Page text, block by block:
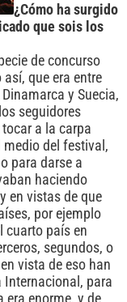
¿Cómo ha surgido
que sois los
de concurso
que era entre
y Suecia,
seguidores
a la carpa
medio del festival,
para darse a
haciendo
en vistas de que
por ejemplo
cuarto país en
segundos, o
vista de eso han
Internacional, para
enorme, y de